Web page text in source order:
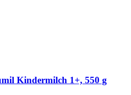
Kindermilch 1+, 550 g